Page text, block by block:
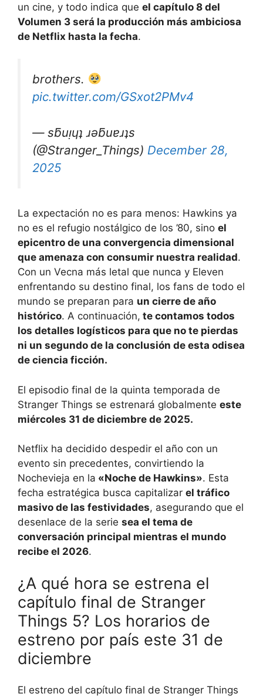
un cine, y todo indica que el capítulo 8 del
Volumen 3 será la producción más ambiciosa
de Netflix hasta la fecha.
brothers.
pic.twitter.com/GSxot2PMv4
— sƃuᴉɥʇ ɹǝƃuɐɹʇs
(@Stranger_Things) December 28,
2025
La expectación no es para menos: Hawkins ya
no es el refugio nostálgico de los ’80, sino el
epicentro de una convergencia dimensional
que amenaza con consumir nuestra realidad.
Con un Vecna más letal que nunca y Eleven
enfrentando su destino final, los fans de todo el
mundo se preparan para un cierre de año
histórico. A continuación, te contamos todos
los detalles logísticos para que no te pierdas
ni un segundo de la conclusión de esta odisea
de ciencia ficción.
El episodio final de la quinta temporada de
Stranger Things se estrenará globalmente este
miércoles 31 de diciembre de 2025.
Netflix ha decidido despedir el año con un
evento sin precedentes, convirtiendo la
Nochevieja en la «Noche de Hawkins». Esta
fecha estratégica busca capitalizar el tráfico
masivo de las festividades, asegurando que el
desenlace de la serie sea el tema de
conversación principal mientras el mundo
recibe el 2026.
¿A qué hora se estrena el
capítulo final de Stranger
Things 5? Los horarios de
estreno por país este 31 de
diciembre
El estreno del capítulo final de Stranger Things